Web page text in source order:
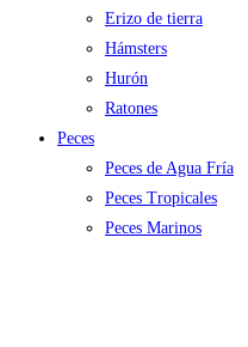
Erizo de tierra
Hámsters
Hurón
Ratones
Peces
Peces de Agua Fría
Peces Tropicales
Peces Marinos